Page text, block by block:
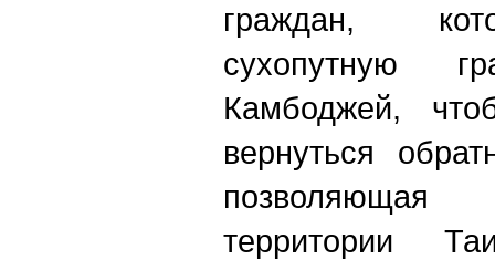
граждан,
сухопутную
Камбоджей,
вернуться
территории